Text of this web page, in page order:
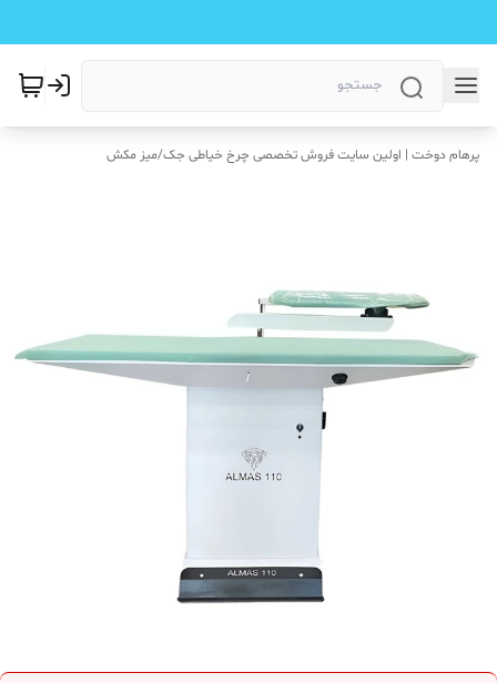
پرهام دوخت | اولین سایت فروش تخصصی چرخ خیاطی جک/میز مکش